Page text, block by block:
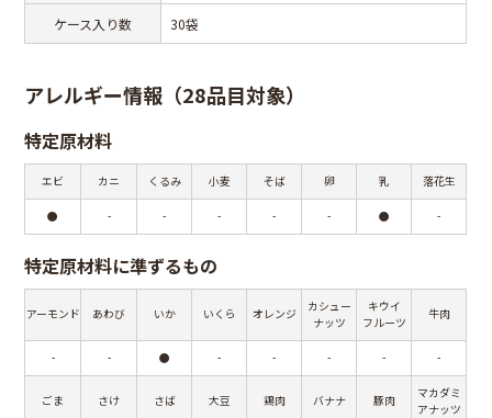
ケース入り数 30袋
アレルギー情報（28品目対象）
特定原材料
エビ カニ くるみ 小麦 そば 卵 乳 落花生
● - - - - - ● -
特定原材料に準ずるもの
アーモンド あわび いか いくら オレンジ
カシュー
ナッツ
キウイ
フルーツ
牛肉
- - ● - - - - -
ごま さけ さば 大豆 鶏肉 バナナ 豚肉
マカダミ
アナッツ